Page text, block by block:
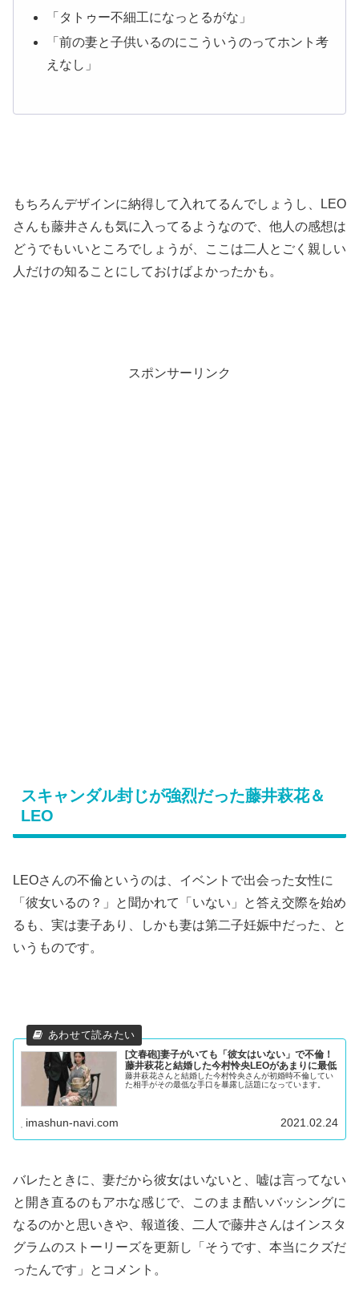
「タトゥー不細工になっとるがな」
「前の妻と子供いるのにこういうのってホント考
えなし」
もちろんデザインに納得して入れてるんでしょうし、LEO
さんも藤井さんも気に入ってるようなので、他人の感想は
どうでもいいところでしょうが、ここは二人とごく親しい
人だけの知ることにしておけばよかったかも。
スポンサーリンク
スキャンダル封じが強烈だった藤井萩花＆
LEO
LEOさんの不倫というのは、イベントで出会った女性に
「彼女いるの？」と聞かれて「いない」と答え交際を始め
るも、実は妻子あり、しかも妻は第二子妊娠中だった、と
いうものです。
[文春砲]妻子がいても「彼女はいない」で不倫！
藤井萩花と結婚した今村怜央LEOがあまりに最低
藤井萩花さんと結婚した今村怜央さんが初婚時不倫してい
た相手がその最低な手口を暴露し話題になっています。
imashun-navi.com 2021.02.24
バレたときに、妻だから彼女はいないと、嘘は言ってない
と開き直るのもアホな感じで、このまま酷いバッシングに
なるのかと思いきや、報道後、二人で藤井さんはインスタ
グラムのストーリーズを更新し「そうです、本当にクズだ
ったんです」とコメント。